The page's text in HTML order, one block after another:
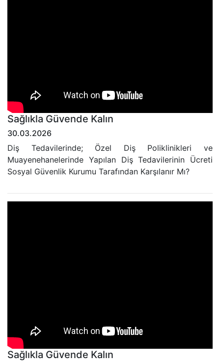
Sağlıkla Güvende Kalın
30.03.2026
Diş Tedavilerinde; Özel Diş Poliklinikleri ve
Muayenehanelerinde Yapılan Diş Tedavilerinin Ücreti
Sosyal Güvenlik Kurumu Tarafından Karşılanır Mı?
Sağlıkla Güvende Kalın